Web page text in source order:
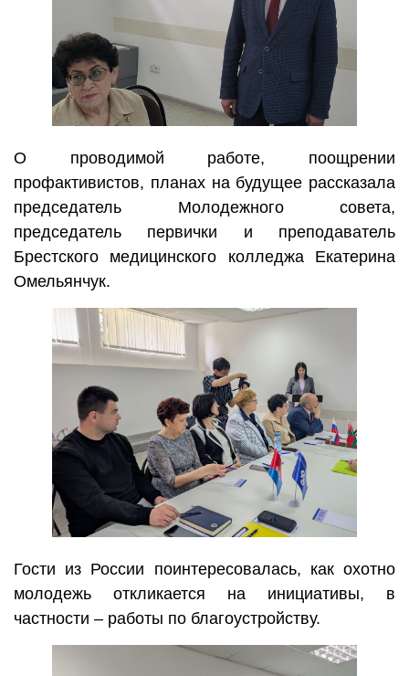
О проводимой работе, поощрении
профактивистов, планах на будущее рассказала
председатель Молодежного совета,
председатель первички и преподаватель
Брестского медицинского колледжа Екатерина
Омельянчук.
Гости из России поинтересовалась, как охотно
молодежь откликается на инициативы, в
частности – работы по благоустройству.